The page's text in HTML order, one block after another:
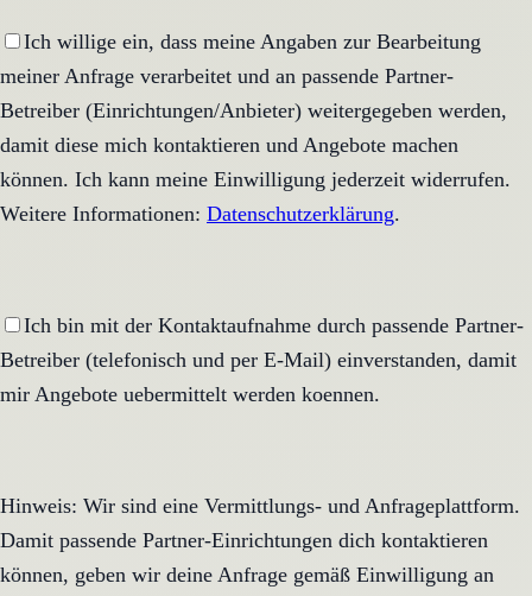
Ich willige ein, dass meine Angaben zur Bearbeitung
meiner Anfrage verarbeitet und an passende Partner-
Betreiber (Einrichtungen/Anbieter) weitergegeben werden,
damit diese mich kontaktieren und Angebote machen
können. Ich kann meine Einwilligung jederzeit widerrufen.
Weitere Informationen: Datenschutzerklärung.
Ich bin mit der Kontaktaufnahme durch passende Partner-
Betreiber (telefonisch und per E-Mail) einverstanden, damit
mir Angebote uebermittelt werden koennen.
Hinweis: Wir sind eine Vermittlungs- und Anfrageplattform.
Damit passende Partner-Einrichtungen dich kontaktieren
können, geben wir deine Anfrage gemäß Einwilligung an